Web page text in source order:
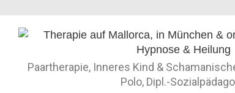
Paartherapie, Inneres Kind &
Polo, Dipl.-